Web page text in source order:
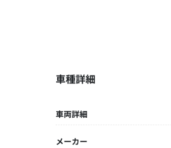
車種詳細
車両詳細
メーカー